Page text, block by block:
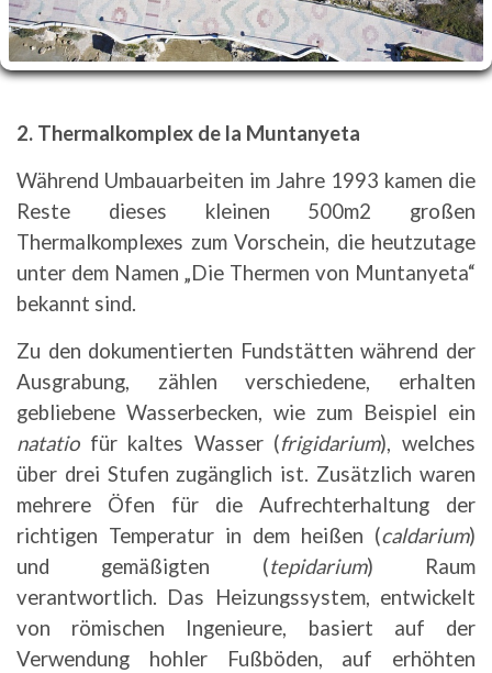
2. Thermalkomplex de la Muntanyeta
Während Umbauarbeiten im Jahre 1993 kamen die
Reste dieses kleinen 500m2 großen
Thermalkomplexes zum Vorschein, die heutzutage
unter dem Namen „Die Thermen von Muntanyeta“
bekannt sind.
Zu den dokumentierten Fundstätten während der
Ausgrabung, zählen verschiedene, erhalten
gebliebene Wasserbecken, wie zum Beispiel ein
natatiofür kaltes Wasser (frigidarium), welches
über drei Stufen zugänglich ist. Zusätzlich waren
mehrere Öfen für die Aufrechterhaltung der
richtigen Temperatur in dem heißen (caldarium)
und gemäßigten (tepidarium) Raum
verantwortlich. Das Heizungssystem, entwickelt
von römischen Ingenieure, basiert auf der
Verwendung hohler Fußböden, auf erhöhten